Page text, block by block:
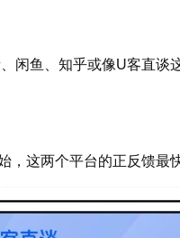
闲鱼、知乎或像U客直谈
，这两个平台的正反馈最